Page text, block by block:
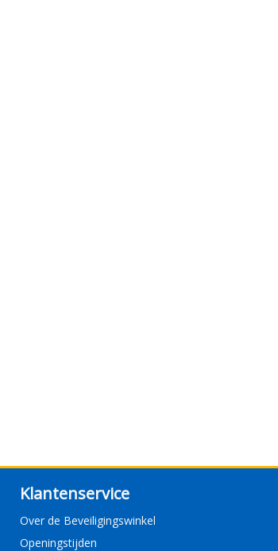
Klantenservice
Over de Beveiligingswinkel
Openingstijden